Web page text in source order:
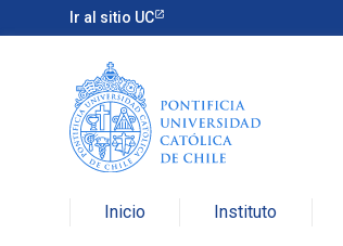
Ir al sitio UC
Inicio Instituto